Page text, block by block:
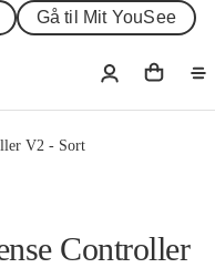
Gå til Mit YouSee
V2 - Sort
Controller